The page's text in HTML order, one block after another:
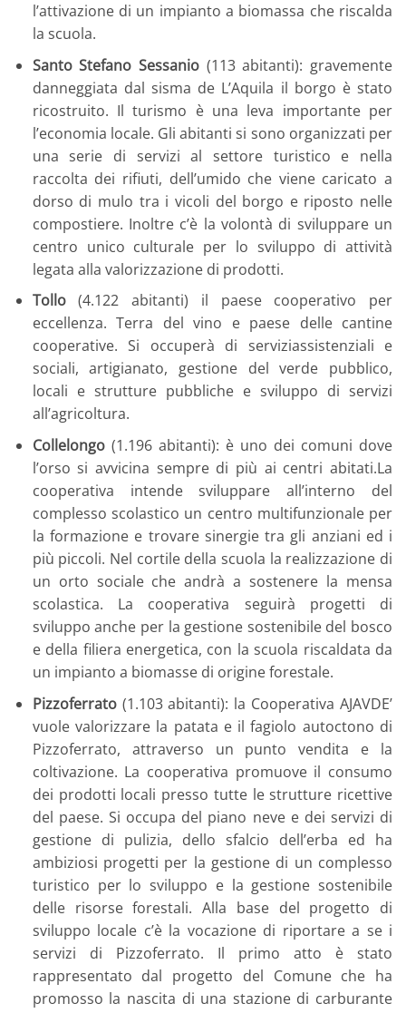
l’attivazione di un impianto a biomassa che riscalda
la scuola.
Santo Stefano Sessanio (113 abitanti): gravemente
danneggiata dal sisma de L’Aquila il borgo è stato
ricostruito. Il turismo è una leva importante per
l’economia locale. Gli abitanti si sono organizzati per
una serie di servizi al settore turistico e nella
raccolta dei rifiuti, dell’umido che viene caricato a
dorso di mulo tra i vicoli del borgo e riposto nelle
compostiere. Inoltre c’è la volontà di sviluppare un
centro unico culturale per lo sviluppo di attività
legata alla valorizzazione di prodotti.
Tollo(4.122 abitanti) il paese cooperativo per
eccellenza. Terra del vino e paese delle cantine
cooperative. Si occuperà di serviziassistenziali e
sociali, artigianato, gestione del verde pubblico,
locali e strutture pubbliche e sviluppo di servizi
all’agricoltura.
Collelongo(1.196 abitanti): è uno dei comuni dove
l’orso si avvicina sempre di più ai centri abitati.La
cooperativa intende sviluppare all’interno del
complesso scolastico un centro multifunzionale per
la formazione e trovare sinergie tra gli anziani ed i
più piccoli. Nel cortile della scuola la realizzazione di
un orto sociale che andrà a sostenere la mensa
scolastica. La cooperativa seguirà progetti di
sviluppo anche per la gestione sostenibile del bosco
e della filiera energetica, con la scuola riscaldata da
un impianto a biomasse di origine forestale.
Pizzoferrato(1.103 abitanti): la Cooperativa AJAVDE’
vuole valorizzare la patata e il fagiolo autoctono di
Pizzoferrato, attraverso un punto vendita e la
coltivazione. La cooperativa promuove il consumo
dei prodotti locali presso tutte le strutture ricettive
del paese. Si occupa del piano neve e dei servizi di
gestione di pulizia, dello sfalcio dell’erba ed ha
ambiziosi progetti per la gestione di un complesso
turistico per lo sviluppo e la gestione sostenibile
delle risorse forestali. Alla base del progetto di
sviluppo locale c’è la vocazione di riportare a se i
servizi di Pizzoferrato. Il primo atto è stato
rappresentato dal progetto del Comune che ha
promosso la nascita di una stazione di carburante